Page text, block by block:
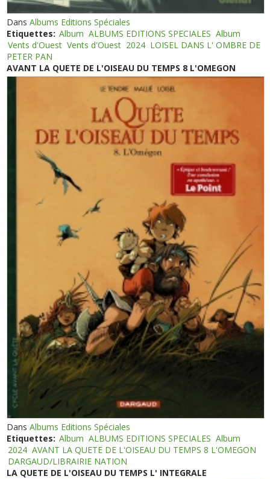
DansAlbums Editions Spéciales
Etiquettes: Album ALBUMS EDITIONS SPECIALES Album
Vents d'Ouest Vents d'Ouest 2024 LOISEL DANS L' OMBRE DE
PETER PAN
AVANT LA QUETE DE L'OISEAU DU TEMPS 8 L'OMEGON
DansAlbums Editions Spéciales
Etiquettes: Album ALBUMS EDITIONS SPECIALES Album
2024 AVANT LA QUETE DE L'OISEAU DU TEMPS 8 L'OMEGON
DARGAUD/LIBRAIRIE NATION
LA QUETE DE L'OISEAU DU TEMPS L' INTEGRALE